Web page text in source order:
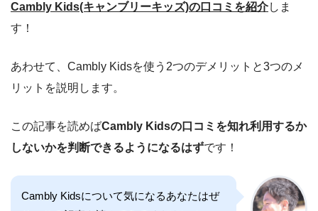
Cambly Kids(キャンブリーキッズ)の口コミを紹介しま
す！
あわせて、Cambly Kidsを使う2つのデメリットと3つのメ
リットを説明します。
この記事を読めばCambly Kidsの口コミを知れ利用するか
しないかを判断できるようになるはずです！
Cambly Kidsについて気になるあなたはぜ